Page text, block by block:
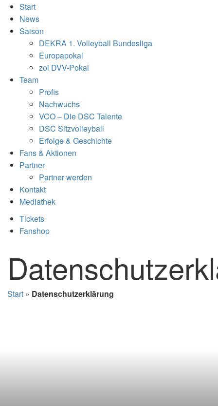
Start
News
Saison
DEKRA 1. Volleyball Bundesliga
Europapokal
zoi DVV-Pokal
Team
Profis
Nachwuchs
VCO – Die DSC Talente
DSC Sitzvolleyball
Erfolge & Geschichte
Fans & Aktionen
Partner
Partner werden
Kontakt
Mediathek
Tickets
Fanshop
Start » Datenschutzerklärung